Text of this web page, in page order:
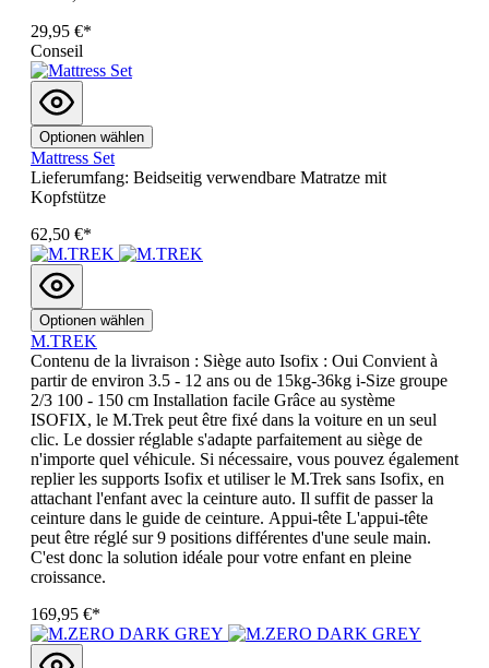
29,95 €*
Conseil
Optionen wählen
Mattress Set
Lieferumfang: Beidseitig verwendbare Matratze mit
Kopfstütze
62,50 €*
Optionen wählen
M.TREK
Contenu de la livraison : Siège auto Isofix : Oui Convient à
partir de environ 3.5 - 12 ans ou de 15kg-36kg i-Size groupe
2/3 100 - 150 cm Installation facile Grâce au système
ISOFIX, le M.Trek peut être fixé dans la voiture en un seul
clic. Le dossier réglable s'adapte parfaitement au siège de
n'importe quel véhicule. Si nécessaire, vous pouvez également
replier les supports Isofix et utiliser le M.Trek sans Isofix, en
attachant l'enfant avec la ceinture auto. Il suffit de passer la
ceinture dans le guide de ceinture. Appui-tête L'appui-tête
peut être réglé sur 9 positions différentes d'une seule main.
C'est donc la solution idéale pour votre enfant en pleine
croissance.
169,95 €*